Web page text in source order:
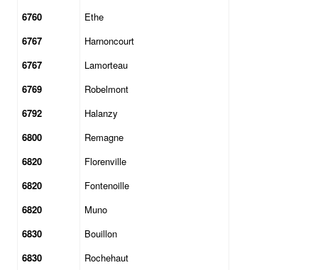
6760
Ethe
6767
Harnoncourt
6767
Lamorteau
6769
Robelmont
6792
Halanzy
6800
Remagne
6820
Florenville
6820
Fontenoille
6820
Muno
6830
Bouillon
6830
Rochehaut